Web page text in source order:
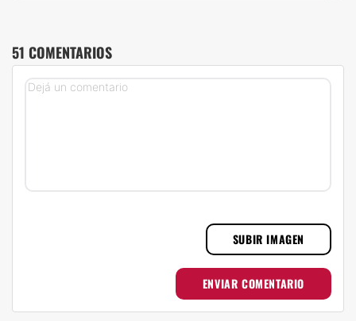
51 COMENTARIOS
SUBIR IMAGEN
ENVIAR COMENTARIO